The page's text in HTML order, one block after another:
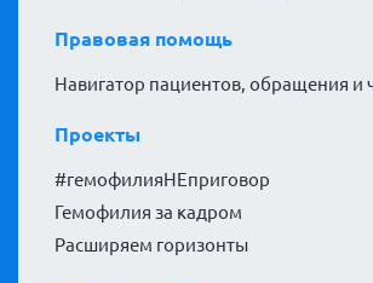
Правовая помощь
Навигатор пациентов, обращения и
Проекты
#гемофилияНЕприговор
Гемофилия за кадром
Расширяем горизонты